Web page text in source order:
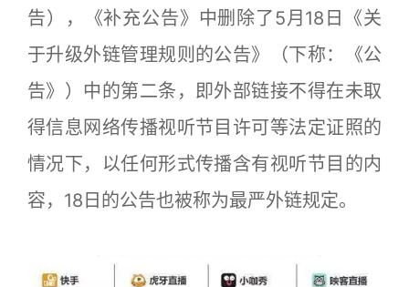
告），《补充公告》中删除了5月18日《关
于升级外链管理规则的公告》（下称：《公
告》）中的第二条，即外部链接不得在未取
得信息网络传播视听节目许可等法定证照的
情况下，以任何形式传播含有视听节目的内
容，18日的公告也被称为最严外链规定。